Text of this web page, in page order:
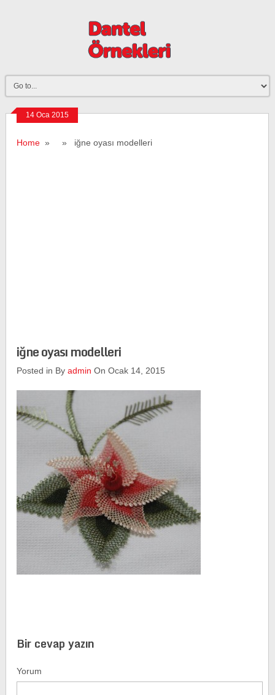
14 Oca 2015
Home » » iğne oyası modelleri
iğne oyası modelleri
Posted in Byadmin On Ocak 14, 2015
Bir cevap yazın
Yorum